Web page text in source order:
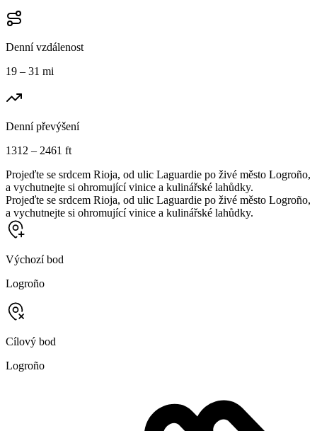
Denní vzdálenost
19 – 31 mi
Denní převýšení
1312 – 2461 ft
Projeďte se srdcem Rioja, od ulic Laguardie po živé město Logroño,
a vychutnejte si ohromující vinice a kulinářské lahůdky.
Projeďte se srdcem Rioja, od ulic Laguardie po živé město Logroño,
a vychutnejte si ohromující vinice a kulinářské lahůdky.
Výchozí bod
Logroño
Cílový bod
Logroño